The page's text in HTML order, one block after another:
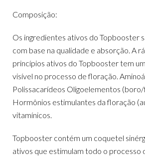
Composição:
Os ingredientes ativos do Topbooster
com base na qualidade e absorção. A
princípios ativos do Topbooster tem
visível no processo de floração.
Polissacarídeos Oligoelementos
Hormônios estimulantes da floração
vitamínicos.
Topbooster contém um coquetel
ativos que estimulam todo o processo